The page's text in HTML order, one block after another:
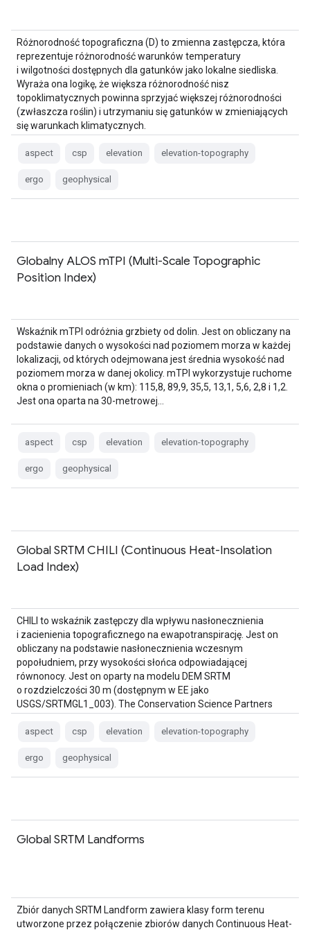
Różnorodność topograficzna (D) to zmienna zastępcza, która
reprezentuje różnorodność warunków temperatury
i wilgotności dostępnych dla gatunków jako lokalne siedliska.
Wyraża ona logikę, że większa różnorodność nisz
topoklimatycznych powinna sprzyjać większej różnorodności
(zwłaszcza roślin) i utrzymaniu się gatunków w zmieniających
się warunkach klimatycznych.
aspect csp elevation elevation-topography
ergo geophysical
Globalny ALOS mTPI (Multi-Scale Topographic
Position Index)
Wskaźnik mTPI odróżnia grzbiety od dolin. Jest on obliczany na
podstawie danych o wysokości nad poziomem morza w każdej
lokalizacji, od których odejmowana jest średnia wysokość nad
poziomem morza w danej okolicy. mTPI wykorzystuje ruchome
okna o promieniach (w km): 115,8, 89,9, 35,5, 13,1, 5,6, 2,8 i 1,2.
Jest ona oparta na 30-metrowej…
aspect csp elevation elevation-topography
ergo geophysical
Global SRTM CHILI (Continuous Heat-Insolation
Load Index)
CHILI to wskaźnik zastępczy dla wpływu nasłonecznienia
i zacienienia topograficznego na ewapotranspirację. Jest on
obliczany na podstawie nasłonecznienia wczesnym
popołudniem, przy wysokości słońca odpowiadającej
równonocy. Jest on oparty na modelu DEM SRTM
o rozdzielczości 30 m (dostępnym w EE jako
USGS/SRTMGL1_003). The Conservation Science Partners
aspect csp elevation elevation-topography
ergo geophysical
Global SRTM Landforms
Zbiór danych SRTM Landform zawiera klasy form terenu
utworzone przez połączenie zbiorów danych Continuous Heat-